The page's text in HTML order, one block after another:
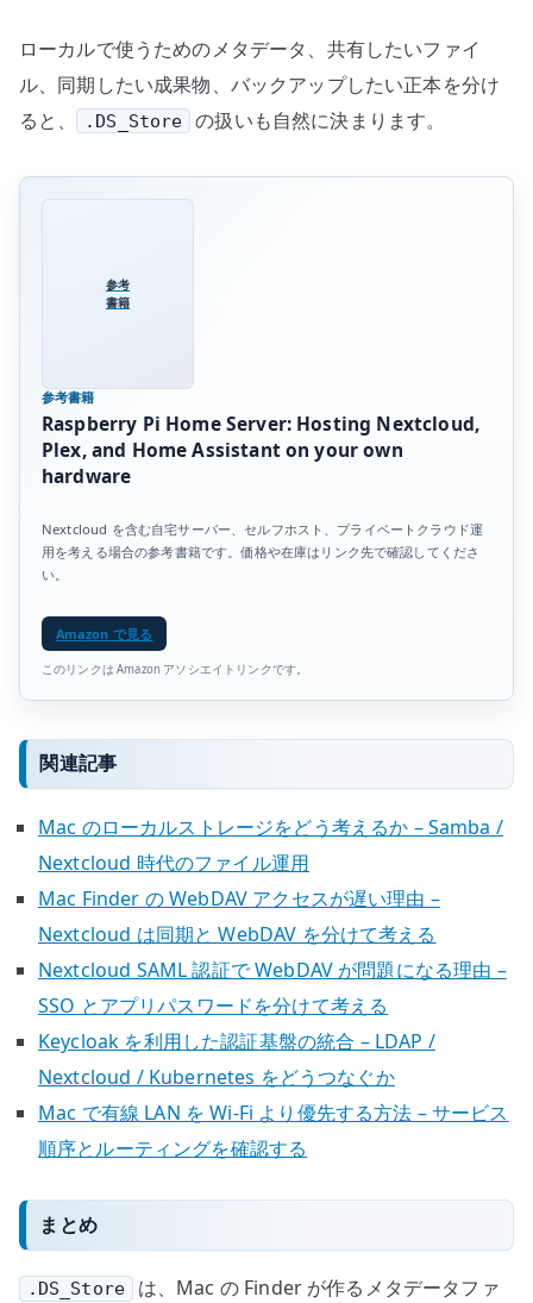
ローカルで使うためのメタデータ、共有したいファイ
ル、同期したい成果物、バックアップしたい正本を分け
ると、
.DS_Store の扱いも自然に決まります。
参考
書籍
参考書籍
Raspberry Pi Home Server: Hosting Nextcloud,
Plex, and Home Assistant on your own
hardware
Nextcloud を含む自宅サーバー、セルフホスト、プライベートクラウド運
用を考える場合の参考書籍です。価格や在庫はリンク先で確認してくださ
い。
Amazon で見る
このリンクは Amazon アソシエイトリンクです。
関連記事
Mac のローカルストレージをどう考えるか – Samba /
Nextcloud 時代のファイル運用
Mac Finder の WebDAV アクセスが遅い理由 –
Nextcloud は同期と WebDAV を分けて考える
Nextcloud SAML 認証で WebDAV が問題になる理由 –
SSO とアプリパスワードを分けて考える
Keycloak を利用した認証基盤の統合 – LDAP /
Nextcloud / Kubernetes をどうつなぐか
Mac で有線 LAN を Wi-Fi より優先する方法 – サービス
順序とルーティングを確認する
まとめ
.DS_Store
は、Mac の Finder が作るメタデータファ